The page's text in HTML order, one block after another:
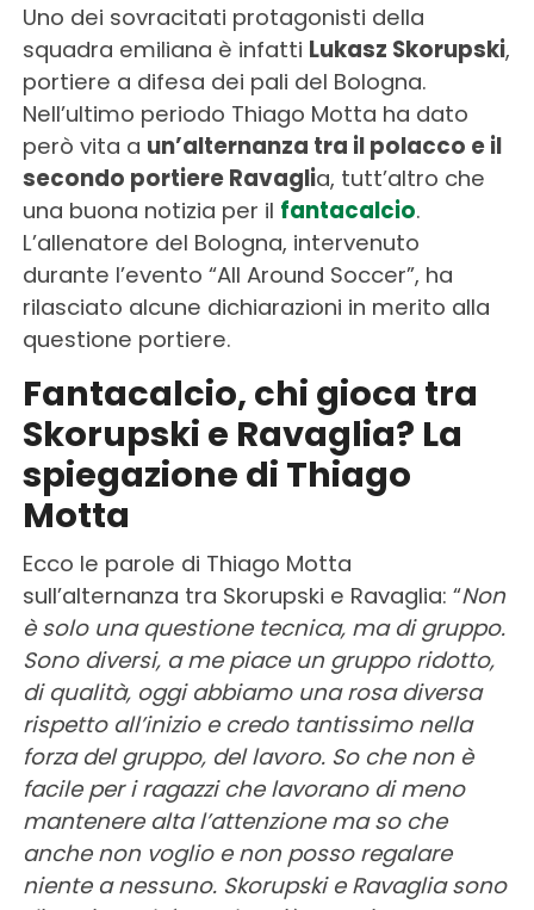
Uno dei sovracitati protagonisti della
squadra emiliana è infatti Lukasz Skorupski,
portiere a difesa dei pali del Bologna.
Nell’ultimo periodo Thiago Motta ha dato
però vita a un’alternanza tra il polacco e il
secondo portiere Ravaglia, tutt’altro che
una buona notizia per il fantacalcio.
L’allenatore del Bologna, intervenuto
durante l’evento “All Around Soccer”, ha
rilasciato alcune dichiarazioni in merito alla
questione portiere.
Fantacalcio, chi gioca tra
Skorupski e Ravaglia? La
spiegazione di Thiago
Motta
Ecco le parole di Thiago Motta
sull’alternanza tra Skorupski e Ravaglia: “Non
è solo una questione tecnica, ma di gruppo.
Sono diversi, a me piace un gruppo ridotto,
di qualità, oggi abbiamo una rosa diversa
rispetto all’inizio e credo tantissimo nella
forza del gruppo, del lavoro. So che non è
facile per i ragazzi che lavorano di meno
mantenere alta l’attenzione ma so che
anche non voglio e non posso regalare
niente a nessuno. Skorupski e Ravaglia sono